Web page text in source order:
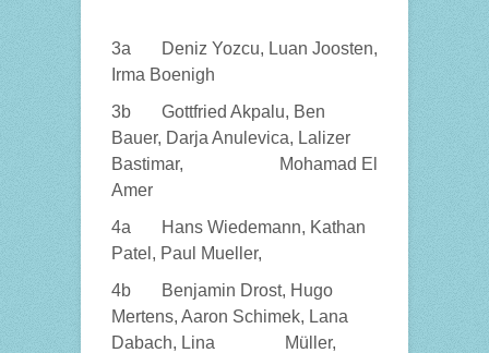
3a Deniz Yozcu, Luan Joosten,
Irma Boenigh
3b Gottfried Akpalu, Ben
Bauer, Darja Anulevica, Lalizer
Bastimar, Mohamad El
Amer
4a Hans Wiedemann, Kathan
Patel, Paul Mueller,
4b Benjamin Drost, Hugo
Mertens, Aaron Schimek, Lana
Dabach, Lina Müller,